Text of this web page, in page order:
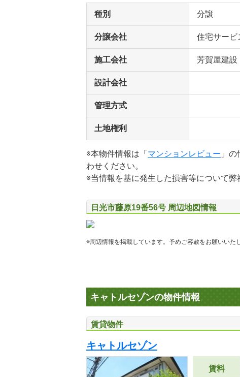
種別 分譲
分譲会社 住宅サービ
施工会社 芳賀屋建設
設計会社
管理方式
土地権利
※本物件情報は「 マンションレビュー 」
わせください。
※当情報を基に発生した損害等について
日光市藤原19番56号 周辺地図情報
※周辺情報を掲載しています。予めご容赦をお願いいた
キャトルセゾンの物件情報
賃貸物件
キャトルセゾン
賃料